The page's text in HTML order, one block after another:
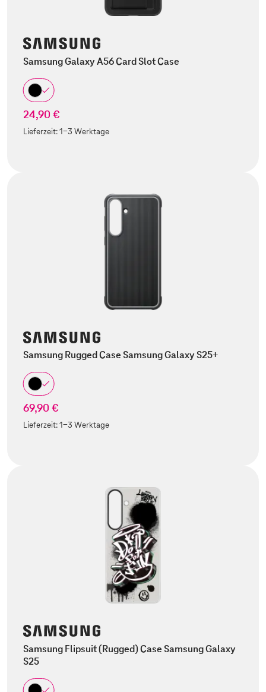
Samsung Galaxy A56 Card Slot Case
24,90 €
Lieferzeit:1-3 Werktage
Samsung Rugged Case Samsung Galaxy S25+
69,90 €
Lieferzeit:1-3 Werktage
Samsung Flipsuit (Rugged) Case Samsung Galaxy
S25